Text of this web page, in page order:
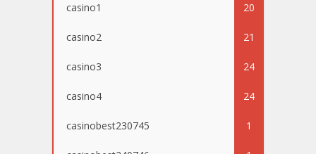
casino1 20
casino2 21
casino3 24
casino4 24
casinobest230745 1